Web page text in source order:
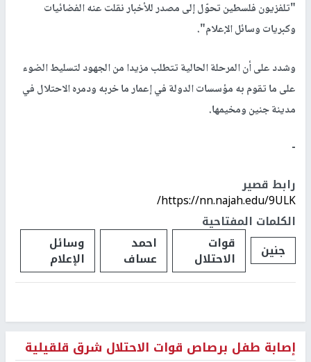
"تلفزيون فلسطين تحوّل إلى مصدر للأخبار نقلت عنه الفضائيات
وكبريات وسائل الإعلام".
وشدد على أن المرحلة الحالية تتطلب مزيدا من الجهود لتسليط الضوء
على ما تقوم به مؤسسات الدولة في إعمار ما خربه ودمره الاحتلال في
مدينة جنين ومخيمها.
-
رابط قصير
https://nn.najah.edu/9ULK/
الكلمات المفتاحية
جنين
قوات
الاحتلال
احمد
عساف
وسائل
الإعلام
إصابة طفل برصاص قوات الاحتلال شرق قلقيلية